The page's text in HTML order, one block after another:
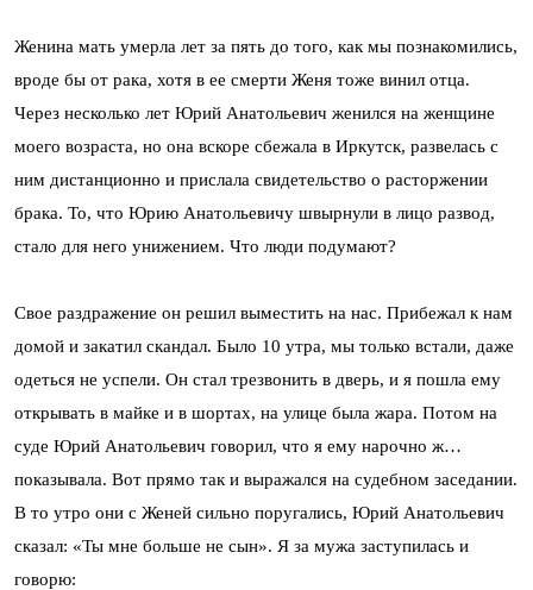
Женина мать умерла лет за пять до того, как мы познакомились,
вроде бы от рака, хотя в ее смерти Женя тоже винил отца.
Через несколько лет Юрий Анатольевич женился на женщине
моего возраста, но она вскоре сбежала в Иркутск, развелась с
ним дистанционно и прислала свидетельство о расторжении
брака. То, что Юрию Анатольевичу швырнули в лицо развод,
стало для него унижением. Что люди подумают?
Свое раздражение он решил выместить на нас. Прибежал к нам
домой и закатил скандал. Было 10 утра, мы только встали, даже
одеться не успели. Он стал трезвонить в дверь, и я пошла ему
открывать в майке и в шортах, на улице была жара. Потом на
суде Юрий Анатольевич говорил, что я ему нарочно ж…
показывала. Вот прямо так и выражался на судебном заседании.
В то утро они с Женей сильно поругались, Юрий Анатольевич
сказал: «Ты мне больше не сын». Я за мужа заступилась и
говорю: